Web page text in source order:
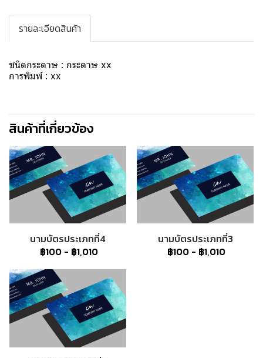
รายละเอียดสินค้า
ชนิดกระดาษ : กระดาษ xx
การพิมพ์ : xx
สินค้าที่เกี่ยวข้อง
นามบัตรประเภทที่4
฿100 - ฿1,010
นามบัตรประเภทที่3
฿100 - ฿1,010